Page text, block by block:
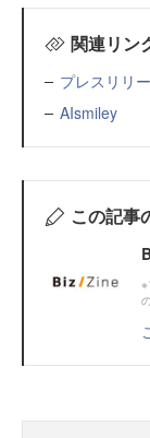
関連リン
プレスリリ
AIsmiley
この記事
※